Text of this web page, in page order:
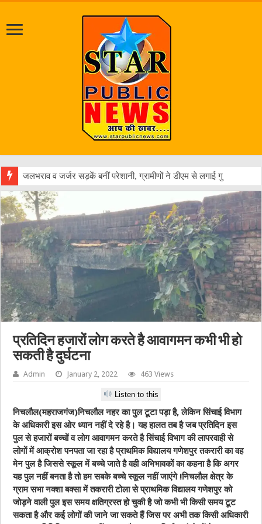
एक वा
प्रतिदिन हजारों लोग करते है आवागमन कभी भी हो
सकती है दुर्घटना
Admin January 2, 2022 463 Views
Listen to this
निचलौल(महराजगंज)निचलौल नहर का पुल टूटा पड़ा है, लेकिन सिंचाई विभाग
के अधिकारी इस ओर ध्यान नहीं दे रहे है। यह हालत तब है जब प्रतिदिन इस
पुल से हजारों बच्चों व लोग आवागमन करते है सिंचाई विभाग की लापरवाही से
लोगों में आक्रोश पनपता जा रहा है प्राथमिक विद्यालय गणेशपुर तकरारी का वह
मेन पुल है जिससे स्कूल में बच्चे जाते है वही अभिभावकों का कहना है कि अगर
यह पुल नहीं बनता है तो हम सबके बच्चे स्कूल नहीं जाएंगे !निचलौल क्षेत्र के
ग्राम सभा नक्शा बक्सा में तकरारी टोला से प्राथमिक विद्यालय गणेशपुर को
जोड़ने वाली पुल इस समय क्षतिग्रस्त हो चुकी है जो कभी भी किसी समय टूट
सकता है और कई लोगों की जाने जा सकते हैं जिस पर अभी तक किसी अधिकारी